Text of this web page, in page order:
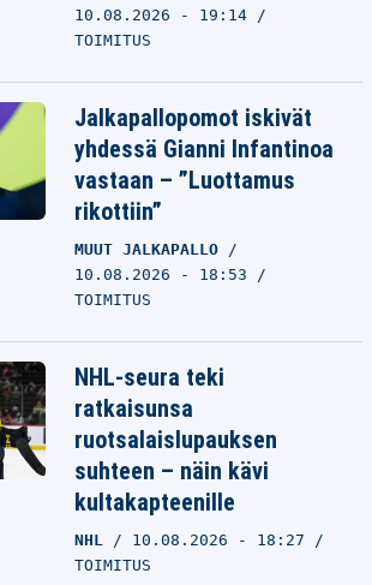
10.08.2026 - 19:14
TOIMITUS
Jalkapallopomot iskivät
yhdessä Gianni Infantinoa
vastaan – ”Luottamus
rikottiin”
MUUT JALKAPALLO
10.08.2026 - 18:53
TOIMITUS
NHL-seura teki
ratkaisunsa
ruotsalaislupauksen
suhteen – näin kävi
kultakapteenille
NHL
10.08.2026 - 18:27
TOIMITUS